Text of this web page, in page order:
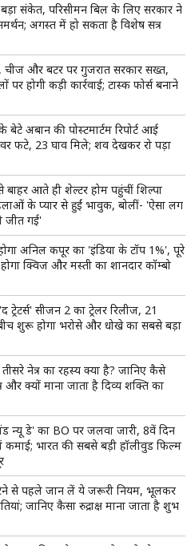
को खतरा हो सकता है', भूख हड़ताल पर
नाथ महतो की बिगड़ी हालत, अस्पताल में
के बाद भड़की हिंसा! बस समेत 5 वाहनों
पुलिस और मीडिया पर भी पथराव
Gen Z वाले बयान पर सियासत तेज,
कहा- 'युवाओं को उनके...'
संकेत, परिसीमन बिल के लिए सरकार ने
अगस्त में हो सकता है विशेष सत्र
चीज और बटर पर गुजरात सरकार सख्त,
पर होगी कड़ी कार्रवाई; टास्क फोर्स बनाने
अबान की पोस्टमार्टम रिपोर्ट आई
फटे, 23 घाव मिले; शव देखकर रो पड़ा
आते ही शेल्टर होम पहुंचीं शिल्पा
के प्यार से हुईं भावुक, बोलीं- 'ऐसा लग
गई'
अनिल कपूर का 'इंडिया के टॉप 1%', पूरे
क्विज और मस्ती का शानदार कॉम्बो
सीजन 2 का ट्रेलर रिलीज, 21
शुरू होगा भरोसे और धोखे का सबसे बड़ा